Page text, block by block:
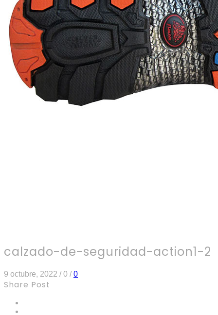
calzado-de-seguridad-action1-2
9 octubre, 2022 / 0 / 0
Share Post